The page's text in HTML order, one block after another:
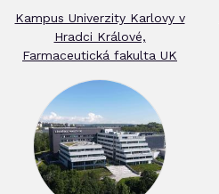
Kampus Univerzity Karlovy v
Hradci Králové,
Farmaceutická fakulta UK